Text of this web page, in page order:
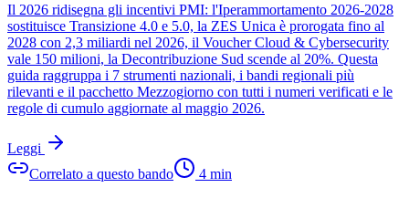
Il 2026 ridisegna gli incentivi PMI: l'Iperammortamento 2026-2028
sostituisce Transizione 4.0 e 5.0, la ZES Unica è prorogata fino al
2028 con 2,3 miliardi nel 2026, il Voucher Cloud & Cybersecurity
vale 150 milioni, la Decontribuzione Sud scende al 20%. Questa
guida raggruppa i 7 strumenti nazionali, i bandi regionali più
rilevanti e il pacchetto Mezzogiorno con tutti i numeri verificati e le
regole di cumulo aggiornate al maggio 2026.
Leggi
Correlato a questo bando
4 min